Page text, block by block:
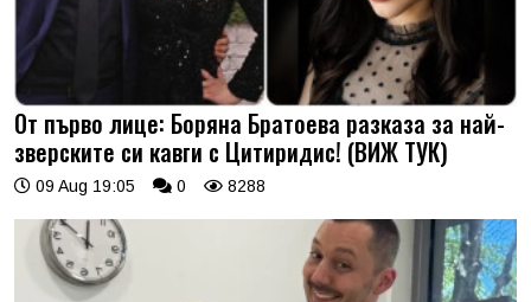
От първо лице: Боряна Братоева разказа за най-
зверските си кавги с Цитиридис! (ВИЖ ТУК)
09 Aug 19:05 0 8288